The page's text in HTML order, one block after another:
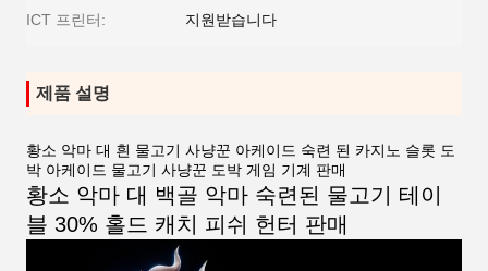
ICT 프린터: 지원받습니다
제품 설명
황소 악마 대 흰 물고기 사냥꾼 아케이드 숙련 된 카지노 슬롯 도
박 아케이드 물고기 사냥꾼 도박 게임 기계 판매
황소 악마 대 백골 악마 숙련된 물고기 테이
블 30% 홀드 캐치 피쉬 헌터 판매